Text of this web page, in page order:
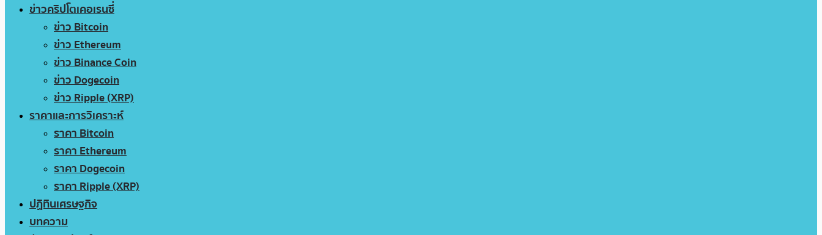
ข่าวคริปโตเคอเรนซี่
ข่าว Bitcoin
ข่าว Ethereum
ข่าว Binance Coin
ข่าว Dogecoin
ข่าว Ripple (XRP)
ราคาและการวิเคราะห์
ราคา Bitcoin
ราคา Ethereum
ราคา Dogecoin
ราคา Ripple (XRP)
ปฏิทินเศรษฐกิจ
บทความ